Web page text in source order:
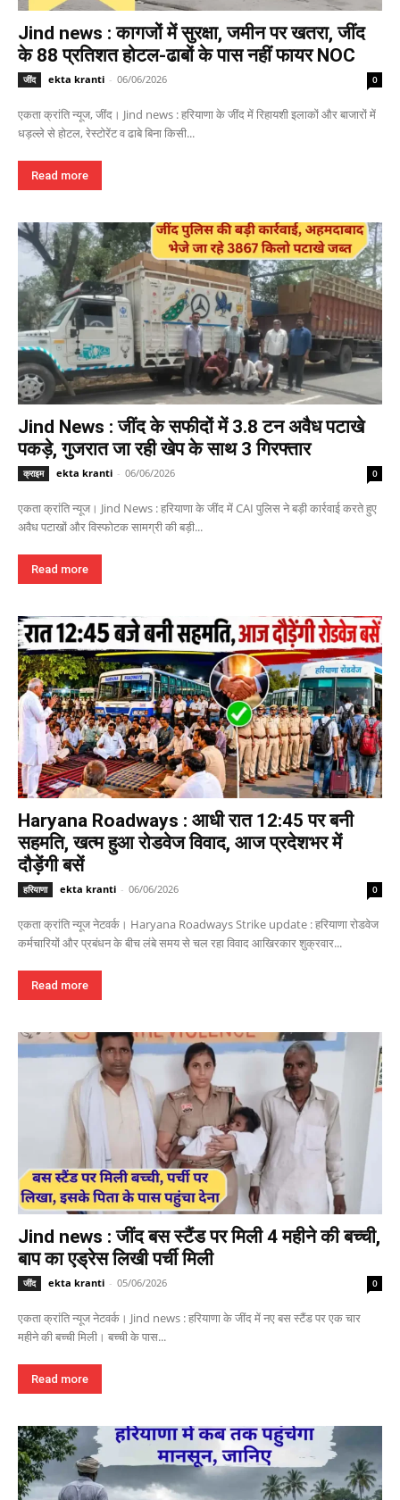
Jind news : कागजों में सुरक्षा, जमीन पर खतरा, जींद
के 88 प्रतिशत होटल-ढाबों के पास नहीं फायर NOC
जींद ekta kranti - 06/06/2026 0
एकता क्रांति न्यूज, जींद। Jind news : हरियाणा के जींद में रिहायशी इलाकों और बाजारों में
धड़ल्ले से होटल, रेस्टोरेंट व ढाबे बिना किसी...
Read more
Jind News : जींद के सफीदों में 3.8 टन अवैध पटाखे
पकड़े, गुजरात जा रही खेप के साथ 3 गिरफ्तार
क्राइम ekta kranti - 06/06/2026 0
एकता क्रांति न्यूज। Jind News : हरियाणा के जींद में CAI पुलिस ने बड़ी कार्रवाई करते हुए
अवैध पटाखों और विस्फोटक सामग्री की बड़ी...
Read more
Haryana Roadways : आधी रात 12:45 पर बनी
सहमति, खत्म हुआ रोडवेज विवाद, आज प्रदेशभर में
दौड़ेंगी बसें
हरियाणा ekta kranti - 06/06/2026 0
एकता क्रांति न्यूज नेटवर्क। Haryana Roadways Strike update : हरियाणा रोडवेज
कर्मचारियों और प्रबंधन के बीच लंबे समय से चल रहा विवाद आखिरकार शुक्रवार...
Read more
Jind news : जींद बस स्टैंड पर मिली 4 महीने की बच्ची,
बाप का एड्रेस लिखी पर्ची मिली
जींद ekta kranti - 05/06/2026 0
एकता क्रांति न्यूज नेटवर्क। Jind news : हरियाणा के जींद में नए बस स्टैंड पर एक चार
महीने की बच्ची मिली। बच्ची के पास...
Read more